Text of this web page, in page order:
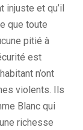
injuste et qu’il
que toute
pitié à
est
n’ont
violents. Ils
Blanc qui
richesse